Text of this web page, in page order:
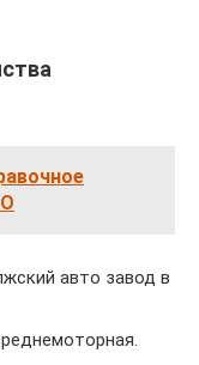
авто завод в